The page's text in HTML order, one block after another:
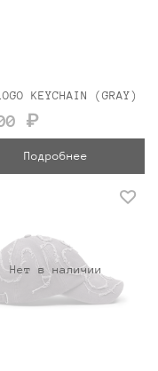
KEYCHAIN (GRAY)
₽
Подробнее
Нет в наличии